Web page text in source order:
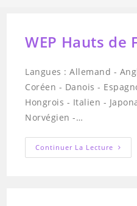
WEP Hauts de
Langues : Allemand -
Coréen - Danois -
Hongrois - Italien -
Norvégien -…
Continuer La Lecture WEP
Hauts